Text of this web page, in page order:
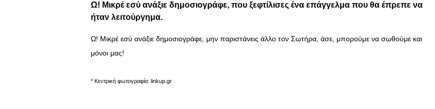
Ω! Μικρέ εσύ ανάξιε δημοσιογράφε, που ξεφτίλισες ένα επάγγελμα που θα έπρεπε να
ήταν λειτούργημα.
Ω! Μικρέ εσύ ανάξιε δημοσιογράφε, μην παριστάνεις άλλο τον Σωτήρα, άσε, μπορούμε να σωθούμε και
μόνοι μας!
* Κεντρική φωτογραφία: linkup.gr